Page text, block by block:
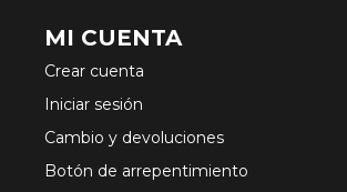
MI CUENTA
Crear cuenta
Iniciar sesión
Cambio y devoluciones
Botón de arrepentimiento